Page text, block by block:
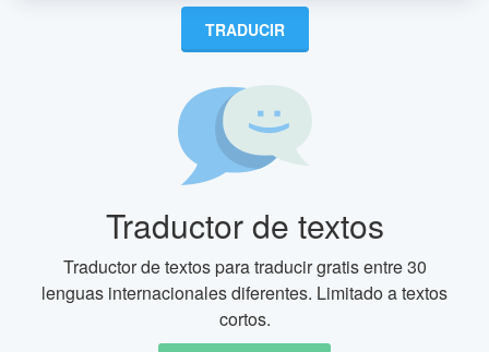
Traductor de textos
Traductor de textos para traducir gratis entre 30
lenguas internacionales diferentes. Limitado a textos
cortos.